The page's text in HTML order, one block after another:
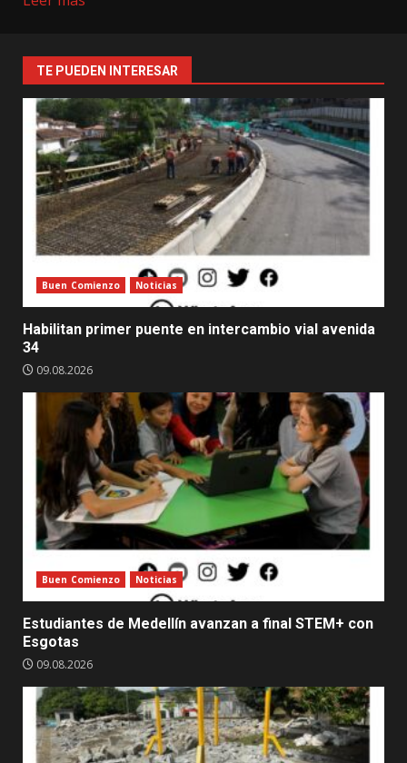
la
excelencia
educativa
con
más
de
$1.100
millones
TE PUEDEN INTERESAR
Buen Comienzo Noticias
Habilitan primer puente en intercambio vial avenida
34
09.08.2026
Buen Comienzo Noticias
Estudiantes de Medellín avanzan a final STEM+ con
Esgotas
09.08.2026